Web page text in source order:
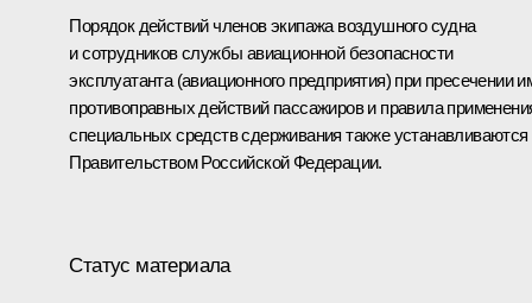
Порядок действий членов экипажа воздушного судна
и сотрудников службы авиационной безопасности
эксплуатанта (авиационного предприятия) при пресечении
противоправных действий пассажиров и правила
специальных средств сдерживания также устанавливаются
Правительством Российской Федерации.
Статус материала